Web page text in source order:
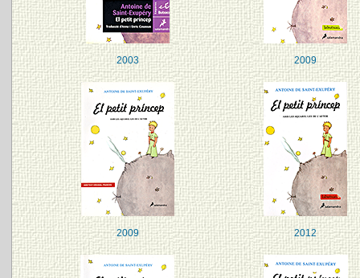
2003 2009
2009 2012